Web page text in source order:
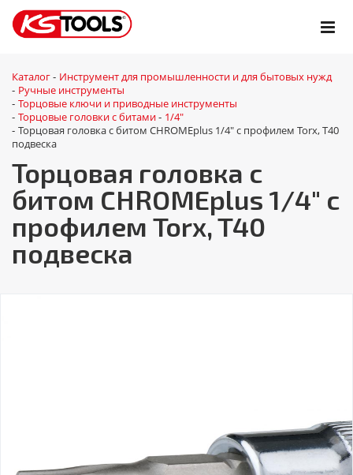
Каталог - Инструмент для промышленности и для бытовых нужд
- Ручные инструменты
- Торцовые ключи и приводные инструменты
- Торцовые головки с битами - 1/4"
- Торцовая головка с битом CHROMEplus 1/4" с профилем Torx, T40
подвеска
Торцовая головка с
битом CHROMEplus 1/4" с
профилем Torx, T40
подвеска